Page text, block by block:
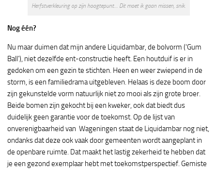
Herfstverkleuring op zijn hoogtepunt… Dit moet ik gaan missen, snik.
Nog één?
Nu maar duimen dat mijn andere Liquidambar, de bolvorm (‘Gum
Ball’), niet dezelfde ent-constructie heeft. Een houtduif is er in
gedoken om een gezin te stichten. Heen en weer zwiepend in de
storm, is een familiedrama uitgebleven. Helaas is deze boom door
zijn gekunstelde vorm natuurlijk niet zo mooi als zijn grote broer.
Beide bomen zijn gekocht bij een kweker, ook dat biedt dus
duidelijk geen garantie voor de toekomst. Op de lijst van
onverenigbaarheid van Wageningen staat de Liquidambar nog niet,
ondanks dat deze ook vaak door gemeenten wordt aangeplant in
de openbare ruimte. Dat maakt het lastig zekerheid te hebben dat
je een gezond exemplaar hebt met toekomstperspectief. Gemiste